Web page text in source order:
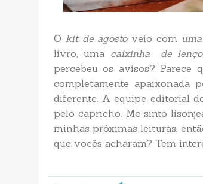
O kit de agostoveio com
livro, uma caixinha de
percebeu os avisos? Parece
completamente apaixonada
diferente. A equipe editorial
pelo capricho. Me sinto
minhas próximas leituras,
que vocês acharam? Tem